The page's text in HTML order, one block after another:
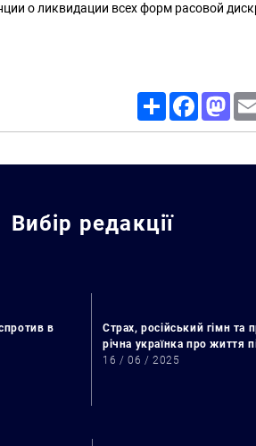
о ликвидации всех форм расовой
Share Facebook
Вибір редакції
в
Страх, російський гімн та
річна українка про життя
16 / 06 / 2025